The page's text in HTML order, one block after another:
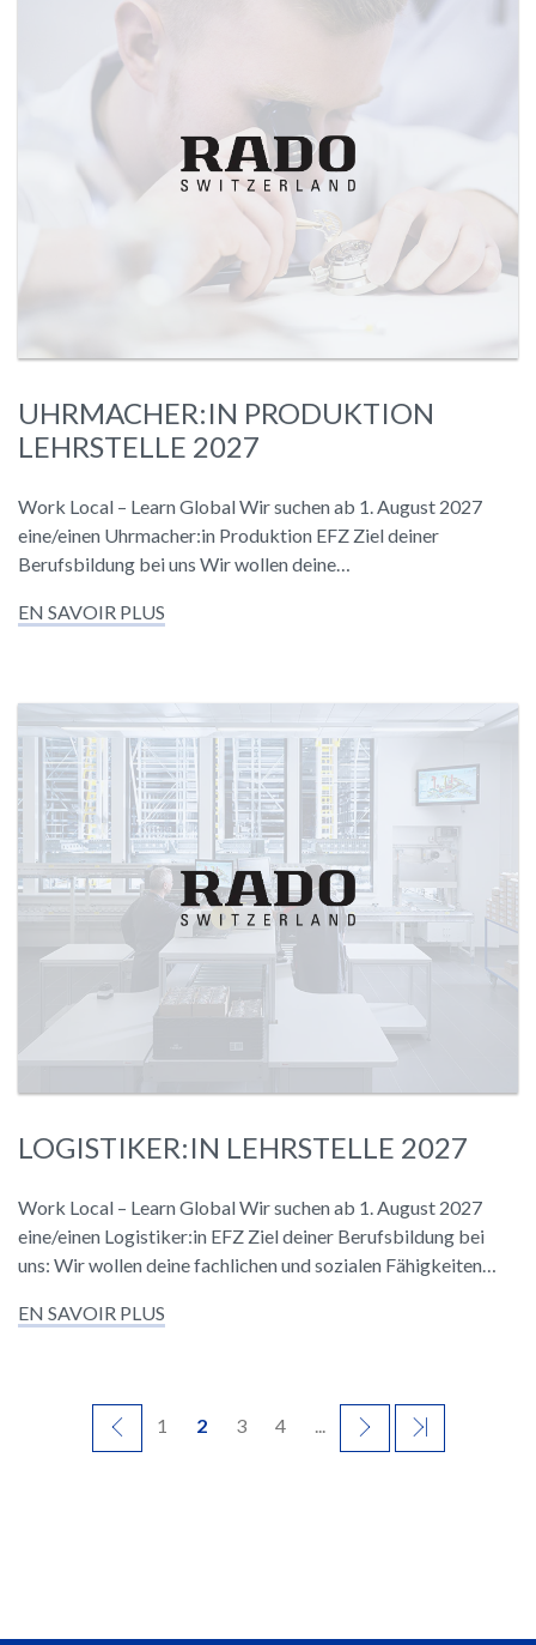
UHRMACHER:IN PRODUKTION
LEHRSTELLE 2027
Work Local – Learn Global Wir suchen ab 1. August 2027
eine/einen Uhrmacher:in Produktion EFZ Ziel deiner
Berufsbildung bei uns Wir wollen deine…
EN SAVOIR PLUS
LOGISTIKER:IN LEHRSTELLE 2027
Work Local – Learn Global Wir suchen ab 1. August 2027
eine/einen Logistiker:in EFZ Ziel deiner Berufsbildung bei
uns: Wir wollen deine fachlichen und sozialen Fähigkeiten…
EN SAVOIR PLUS
PRÉCÉDENT
1 2 3 4 ... SUIVANT